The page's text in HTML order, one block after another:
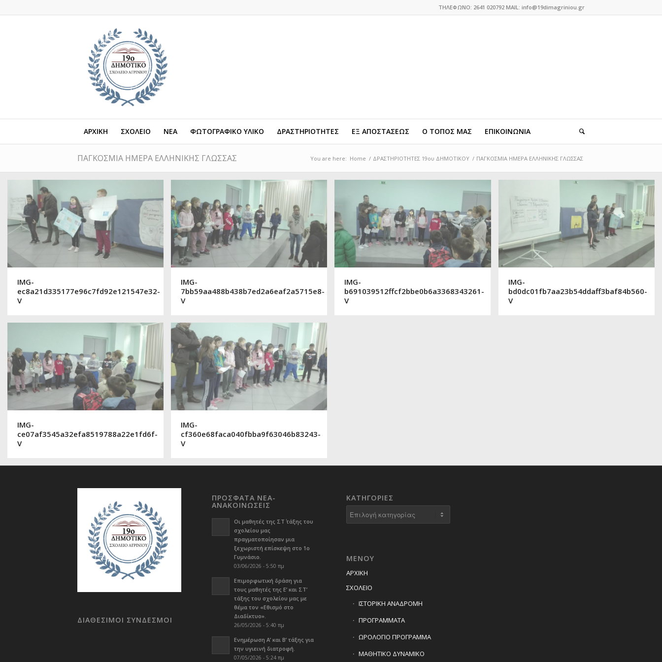
ΤΗΛΕΦΩΝΟ: 2641 020792 MAIL: info@19dimagriniou.gr
ΑΡΧΙΚΗ ΣΧΟΛΕΙΟ ΝΕΑ ΦΩΤΟΓΡΑΦΙΚΟ ΥΛΙΚΟ ΔΡΑΣΤΗΡΙΟΤΗΤΕΣ ΕΞ ΑΠΟΣΤΑΣΕΩΣ Ο ΤΟΠΟΣ ΜΑΣ ΕΠΙΚΟΙΝΩΝΙΑ
ΠΑΓΚΟΣΜΙΑ ΗΜΕΡΑ ΕΛΛΗΝΙΚΗΣ ΓΛΩΣΣΑΣ You are here: Home / ΔΡΑΣΤΗΡΙΟΤΗΤΕΣ 19ου ΔΗΜΟΤΙΚΟΥ / ΠΑΓΚΟΣΜΙΑ ΗΜΕΡΑ ΕΛΛΗΝΙΚΗΣ ΓΛΩΣΣΑΣ
IMG-
ec8a21d335177e96c7fd92e121547e32-
V
IMG-
7bb59aa488b438b7ed2a6eaf2a5715e8-
V
IMG-
b691039512ffcf2bbe0b6a3368343261-
V
IMG-
bd0dc01fb7aa23b54ddaff3baf84b560-
V
IMG-
ce07af3545a32efa8519788a22e1fd6f-
V
IMG-
cf360e68faca040fbba9f63046b83243-
V
ΔΙΑΘΕΣΙΜΟΙ ΣΥΝΔΕΣΜΟΙ
ΠΡΟΣΦΑΤΑ ΝΕΑ-
ΑΝΑΚΟΙΝΩΣΕΙΣ
Οι μαθητές της ΣΤ΄ τάξης του
σχολείου μας
πραγματοποίησαν μια
ξεχωριστή επίσκεψη στο 1ο
Γυμνάσιο.
03/06/2026 - 5:50 πμ
Επιμορφωτική δράση για
τους μαθητές της Ε’ και ΣΤ’
τάξης του σχολείου μας με
θέμα τον «Εθισμό στο
Διαδίκτυο».
26/05/2026 - 5:40 πμ
Ενημέρωση Α’ και Β’ τάξης για
την υγιεινή διατροφή.
07/05/2026 - 5:24 πμ
KΑΤΗΓΟΡΊΕΣ
Kατηγορίες
ΜΕΝΟΥ
ΑΡΧΙΚΗ
ΣΧΟΛΕΙΟ
ΙΣΤΟΡΙΚΗ ΑΝΑΔΡΟΜΗ
ΠΡΟΓΡΑΜΜΑΤΑ
ΩΡΟΛΟΓΙΟ ΠΡΟΓΡΑΜΜΑ
ΜΑΘΗΤΙΚΟ ΔΥΝΑΜΙΚΟ